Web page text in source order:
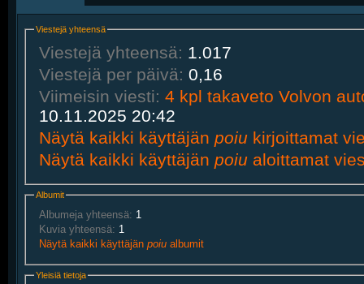
Viestejä yhteensä
Viestejä yhteensä: 1.017
Viestejä per päivä: 0,16
Viimeisin viesti: 4 kpl takaveto Volvon
10.11.2025 20:42
Näytä kaikki käyttäjän poiu kirjoittamat
Näytä kaikki käyttäjän poiu aloittamat
Albumit
Albumeja yhteensä: 1
Kuvia yhteensä: 1
Näytä kaikki käyttäjän poiu albumit
Yleisiä tietoja